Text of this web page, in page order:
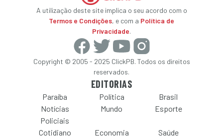
A utilização deste site implica o seu acordo com o
Termos e Condições, e com a Política de
Privacidade.
Copyright © 2005 - 2025 ClickPB. Todos os direitos
reservados.
EDITORIAS
Paraíba Política
Brasil
Notícias
Policiais
Mundo Esporte
Cotidiano Economia Saúde